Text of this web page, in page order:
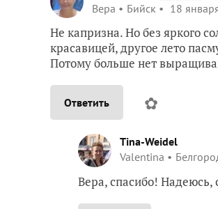
Вера Бийск 18
Не капризна. Но без яркого
красавицей, другое лето
Потому больше нет
Ответить ✿
Tina-Weidel
Valentina
Вера, спасибо!